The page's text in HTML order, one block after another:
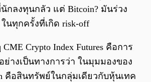
กลงทุนกลัว แต่ Bitcoin? มันร่วง
นทุกครั้งที่เกิด risk-off
CME Crypto Index Futures คือการ
ย่างเป็นทางการว่า ในมุมมองของ
คือสินทรัพย์ในกลุ่มเดียวกับหุ้นเทค